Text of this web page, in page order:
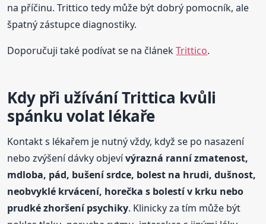
na příčinu. Trittico tedy může být dobrý pomocník, ale
špatný zástupce diagnostiky.
Doporučuji také podívat se na článekTrittico.
Kdy při užívání Trittica kvůli
spánku volat lékaře
Kontakt s lékařem je nutný vždy, když se po nasazení
nebo zvýšení dávky objevívýrazná ranní zmatenost,
mdloba, pád, bušení srdce, bolest na hrudi, dušnost,
neobvyklé krvácení, horečka s bolestí v krku nebo
prudké zhoršení psychiky. Klinicky za tím může být